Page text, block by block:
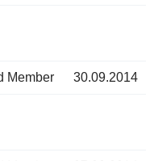
Member 30.09.2014